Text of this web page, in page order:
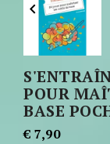

POUR
BASE
€ 7,90